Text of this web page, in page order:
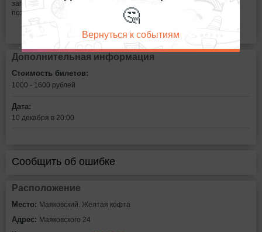
заправленный иронией и здоровым цинизмом уже зрелых и
познавших жизнь воспитанников
Дополнительная информация
Стоимость билетов:
1000 - 1600 рублей
Дата:
10 декабря в 20:00
Сообщить об ошибке
Расположение
Место: Маяковский. Желтая кофта
Адрес: Маяковского 24
🤔
Вернуться к событиям